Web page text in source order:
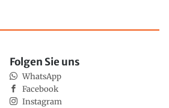
Folgen Sie uns
WhatsApp
Facebook
Instagram